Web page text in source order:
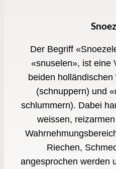
Der Begriff
«snuselen», ist eine
beiden
(schnuppern) und
schlummern). Dabei
weissen,
Riechen,
angesprochen werden